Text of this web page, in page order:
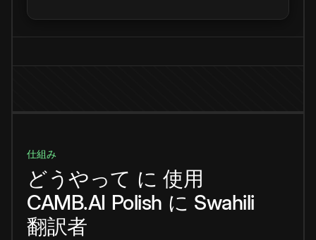
仕組み
どうやって に 使用
CAMB.AI Polish に Swahili
翻訳者